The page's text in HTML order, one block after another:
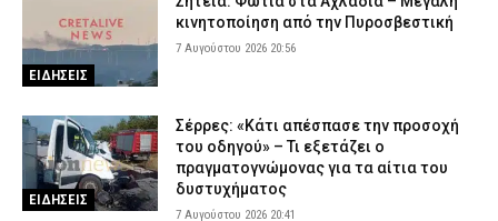
ΕΙΔΗΣΕΙΣ
κινητοποίηση από την Πυροσβεστική
7 Αυγούστου 2026 20:56
ΕΙΔΗΣΕΙΣ
Σέρρες: «Κάτι απέσπασε την προσοχή
του οδηγού» – Τι εξετάζει ο
πραγματογνώμονας για τα αίτια του
δυστυχήματος
7 Αυγούστου 2026 20:41